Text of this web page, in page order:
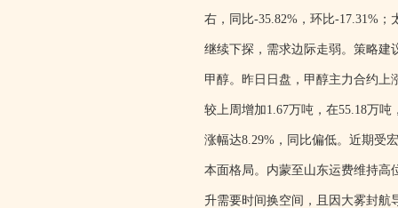
右，同比-35.82%，环比-17.31%
继续下探，需求边际走弱。策略建
甲醇。昨日日盘，甲醇主力合约上
较上周增加1.67万吨，在55.18万
涨幅达8.29%，同比偏低。近期受
本面格局。内蒙至山东运费维持高
升需要时间换空间，且因大雾封航